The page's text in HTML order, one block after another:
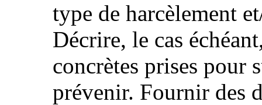
type de harcèlement
Décrire, le cas
concrètes prises pour
prévenir. Fournir des